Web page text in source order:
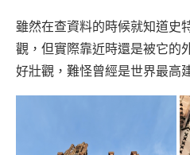
雖然在查資料的時候就知道史
觀，但實際靠近時還是被它的
好壯觀，難怪曾經是世界最高